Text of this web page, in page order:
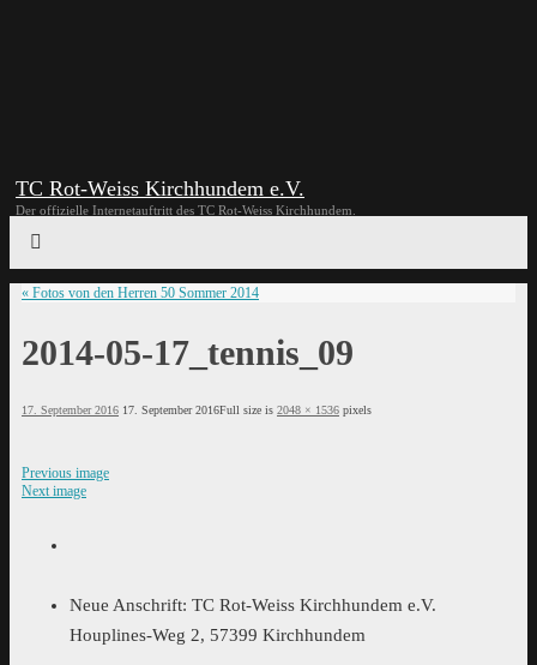
TC Rot-Weiss Kirchhundem e.V.
Der offizielle Internetauftritt des TC Rot-Weiss Kirchhundem.
« Fotos von den Herren 50 Sommer 2014
2014-05-17_tennis_09
17. September 2016 17. September 2016Full size is 2048 × 1536 pixels
Previous image
Next image
Neue Anschrift: TC Rot-Weiss Kirchhundem e.V.
Houplines-Weg 2, 57399 Kirchhundem